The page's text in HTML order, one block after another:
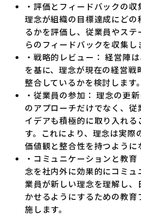
・評価とフィードバックの
理念が組織の目標達成にどの
るかを評価し、従業員やステ
らのフィードバックを収集し
・戦略的レビュー： 経営陣
を基に、理念が現在の経営戦
整合しているかを検討します。
・従業員の参加： 理念の更
のアプローチだけでなく、従
イデアも積極的に取り入れる
す。これにより、理念は実際
価値観と整合性を持つように
・コミュニケーションと教
念を社内外に効果的にコミュ
業員が新しい理念を理解し、
かせるようにするための教育
施します。